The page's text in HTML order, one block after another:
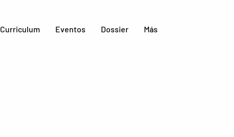
Curriculum Eventos Dossier Más